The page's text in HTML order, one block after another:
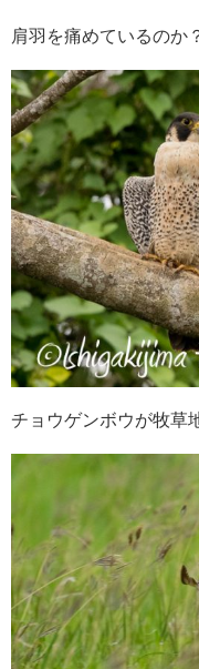
肩羽を痛めているのか
チョウゲンボウが牧草